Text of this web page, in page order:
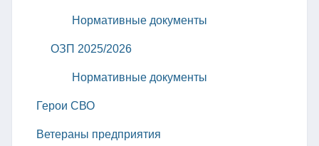
Нормативные документы
ОЗП 2025/2026
Нормативные документы
Герои СВО
Ветераны предприятия